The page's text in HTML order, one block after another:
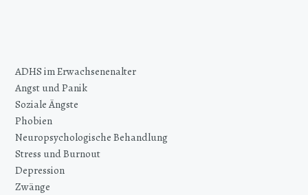
ADHS im Erwachsenenalter
Angst und Panik
Soziale Ängste
Phobien
Neuropsychologische Behandlung
Stress und Burnout
Depression
Zwänge